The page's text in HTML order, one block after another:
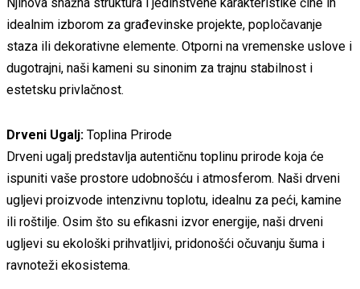
idealnim izborom za građevinske projekte, popločavanje
staza ili dekorativne elemente. Otporni na vremenske uslove i
dugotrajni, naši kameni su sinonim za trajnu stabilnost i
estetsku privlačnost.
Drveni Ugalj: Toplina Prirode
Drveni ugalj predstavlja autentičnu toplinu prirode koja će
ispuniti vaše prostore udobnošću i atmosferom. Naši drveni
ugljevi proizvode intenzivnu toplotu, idealnu za peći, kamine
ili roštilje. Osim što su efikasni izvor energije, naši drveni
ugljevi su ekološki prihvatljivi, pridonošći očuvanju šuma i
ravnoteži ekosistema.